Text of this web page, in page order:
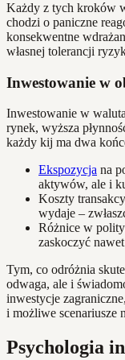
Każdy z tych kroków
chodzi o paniczne
konsekwentne
własnej tolerancji
Inwestowanie w
Inwestowanie w
rynek, wyższa
każdy kij ma dwa
Ekspozycja na
aktywów, ale i
Koszty
wydaje –
Różnice w
zaskoczyć
Tym, co odróżnia
odwaga, ale i
inwestycje
i możliwe scenariusze
Psychologia